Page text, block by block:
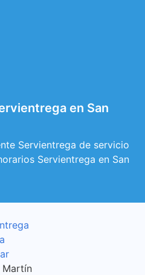
en San
Servientrega de servicio
Servientrega en San
Martín